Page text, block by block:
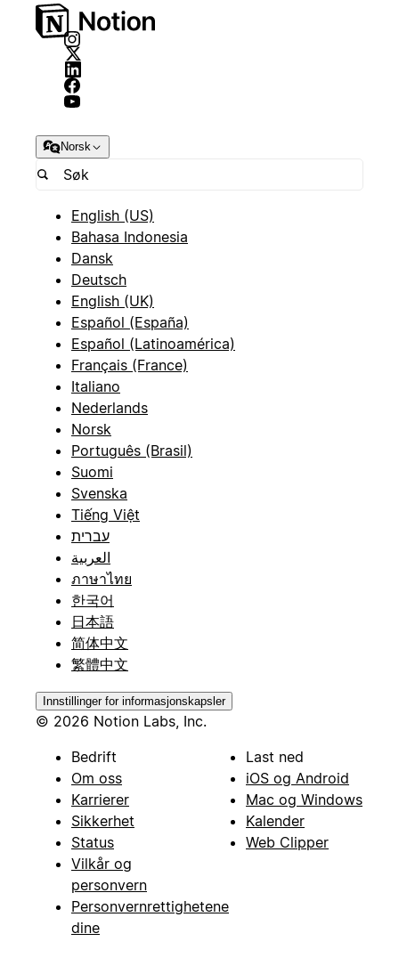
Norsk
English (US)
Bahasa Indonesia
Dansk
Deutsch
English (UK)
Español (España)
Español (Latinoamérica)
Français (France)
Italiano
Nederlands
Norsk
Português (Brasil)
Suomi
Svenska
Tiếng Việt
עברית
العربية
ภาษาไทย
한국어
日本語
简体中文
繁體中文
Innstillinger for informasjonskapsler
© 2026 Notion Labs, Inc.
Bedrift
Om oss
Karrierer
Sikkerhet
Status
Vilkår og
personvern
Personvernrettighetene
dine
Last ned
iOS og Android
Mac og Windows
Kalender
Web Clipper